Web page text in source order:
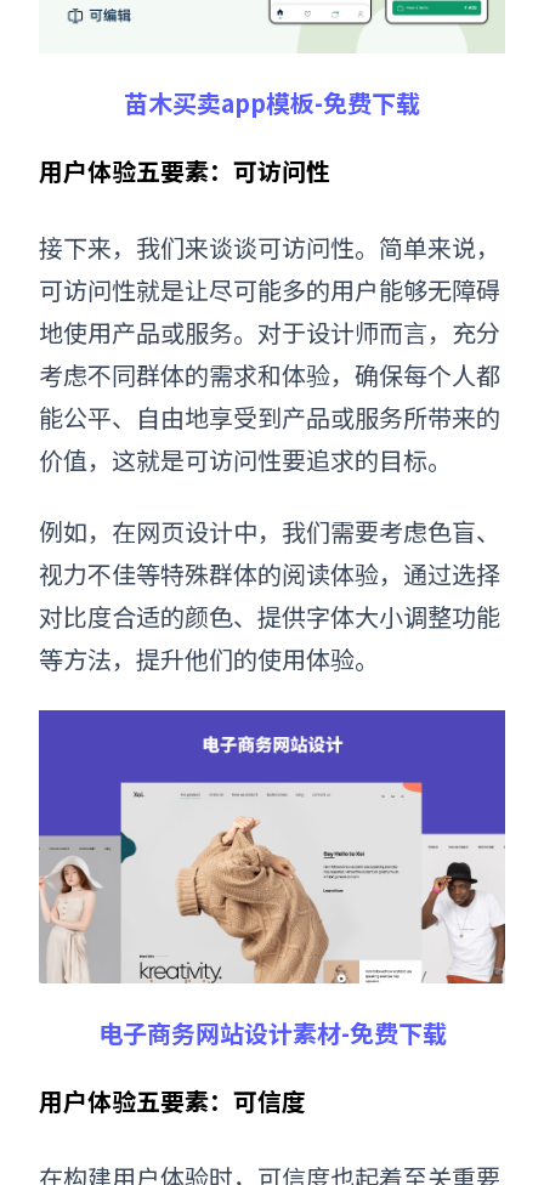
苗木买卖app模板-免费下载
用户体验五要素：可访问性
接下来，我们来谈谈可访问性。简单来说，
可访问性就是让尽可能多的用户能够无障碍
地使用产品或服务。对于设计师而言，充分
考虑不同群体的需求和体验，确保每个人都
能公平、自由地享受到产品或服务所带来的
价值，这就是可访问性要追求的目标。
例如，在网页设计中，我们需要考虑色盲、
视力不佳等特殊群体的阅读体验，通过选择
对比度合适的颜色、提供字体大小调整功能
等方法，提升他们的使用体验。
电子商务网站设计素材-免费下载
用户体验五要素：可信度
在构建用户体验时，可信度也起着至关重要